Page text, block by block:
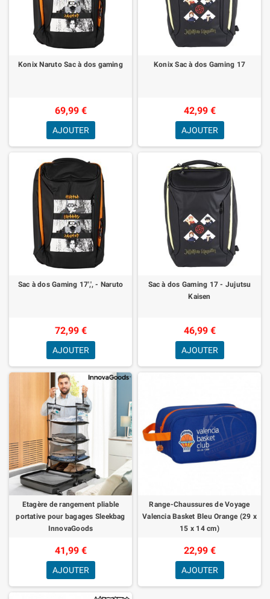
Konix Naruto Sac à dos gaming
69,99 €
AJOUTER
Konix Sac à dos Gaming 17
42,99 €
AJOUTER
Sac à dos Gaming 17',', - Naruto
72,99 €
AJOUTER
Sac à dos Gaming 17 - Jujutsu
Kaisen
46,99 €
AJOUTER
Etagère de rangement pliable
portative pour bagages Sleekbag
InnovaGoods
41,99 €
AJOUTER
Range-Chaussures de Voyage
Valencia Basket Bleu Orange (29 x
15 x 14 cm)
22,99 €
AJOUTER